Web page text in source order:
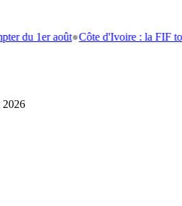
●Côte d'Ivoire : la FIF tourne la
2026